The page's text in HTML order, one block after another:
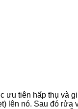
ưu tiên hấp thụ và
lên nó. Sau đó